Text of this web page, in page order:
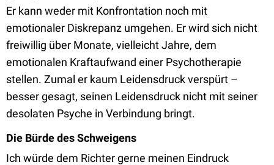
Er kann weder mit Konfrontation noch mit
emotionaler Diskrepanz umgehen. Er wird sich nicht
freiwillig über Monate, vielleicht Jahre, dem
emotionalen Kraftaufwand einer Psychotherapie
stellen. Zumal er kaum Leidensdruck verspürt –
besser gesagt, seinen Leidensdruck nicht mit seiner
desolaten Psyche in Verbindung bringt.
Die Bürde des Schweigens
Ich würde dem Richter gerne meinen Eindruck